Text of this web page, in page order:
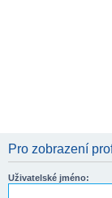
Pro zobrazení
Uživatelské jméno: